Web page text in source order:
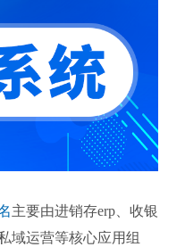
主要由进销存erp、收银
域运营等核心应用组